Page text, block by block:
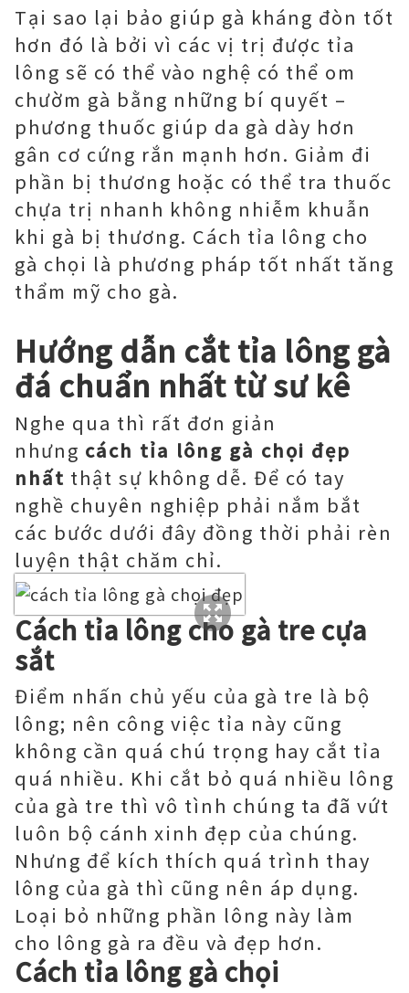
Tại sao lại bảo giúp gà kháng đòn tốt
hơn đó là bởi vì các vị trị được tỉa
lông sẽ có thể vào nghệ có thể om
chườm gà bằng những bí quyết –
phương thuốc giúp da gà dày hơn
gân cơ cứng rắn mạnh hơn. Giảm đi
phần bị thương hoặc có thể tra thuốc
chựa trị nhanh không nhiễm khuẫn
khi gà bị thương. Cách tỉa lông cho
gà chọi là phương pháp tốt nhất tăng
thẩm mỹ cho gà.
Hướng dẫn cắt tỉa lông gà
đá chuẩn nhất từ sư kê
Nghe qua thì rất đơn giản
nhưng cách tỉa lông gà chọi đẹp
nhất thật sự không dễ. Để có tay
nghề chuyên nghiệp phải nắm bắt
các bước dưới đây đồng thời phải rèn
luyện thật chăm chỉ.
Cách tỉa lông cho gà tre cựa
sắt
Điểm nhấn chủ yếu của gà tre là bộ
lông; nên công việc tỉa này cũng
không cần quá chú trọng hay cắt tỉa
quá nhiều. Khi cắt bỏ quá nhiều lông
của gà tre thì vô tình chúng ta đã vứt
luôn bộ cánh xinh đẹp của chúng.
Nhưng để kích thích quá trình thay
lông của gà thì cũng nên áp dụng.
Loại bỏ những phần lông này làm
cho lông gà ra đều và đẹp hơn.
Cách tỉa lông gà chọi